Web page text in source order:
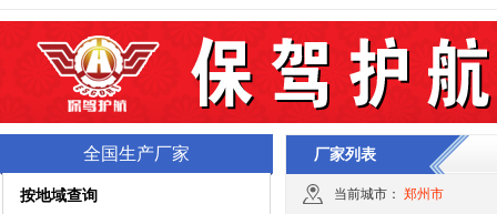
全国生产厂家
按地域查询
厂家列表
当前城市： 郑州市